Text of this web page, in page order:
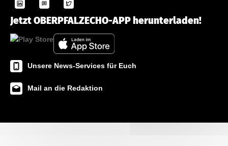
Jetzt OBERPFALZECHO-APP herunterladen!
Unsere News-Services für Euch
Mail an die Redaktion